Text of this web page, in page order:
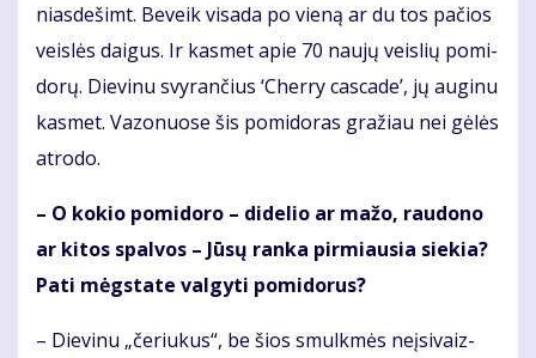
nias­de­šimt. Be­veik vi­sa­da po vie­ną ar du tos pa­čios
veis­lės dai­gus. Ir kas­met apie 70 nau­jų veis­lių po­mi­
do­rų. Die­vi­nu svy­ran­čius ‘Cher­ry cas­ca­de’, jų au­gi­nu
kas­met. Va­zo­nuo­se šis po­mi­do­ras gra­žiau nei gė­lės
at­ro­do.
– O ko­kio po­mi­do­ro – di­de­lio ar ma­žo, rau­do­no
ar ki­tos spal­vos – Jū­sų ran­ka pir­miau­sia sie­kia?
Pa­ti mėgs­ta­te val­gy­ti po­mi­do­rus?
– Die­vi­nu „če­riu­kus“, be šios smul­kmės ne­į­si­vaiz­